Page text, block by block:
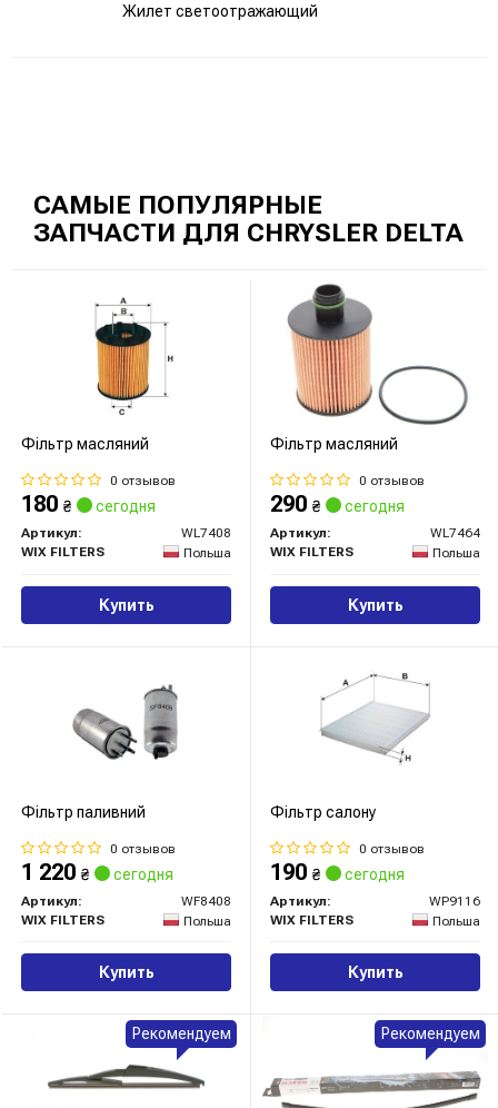
Жилет светоотражающий
САМЫЕ ПОПУЛЯРНЫЕ
ЗАПЧАСТИ ДЛЯ CHRYSLER DELTA
Фільтр масляний
0 отзывов
180 ₴ сегодня
Артикул:
WL7408
WIX FILTERS
Польша
Купить
Фільтр масляний
0 отзывов
290 ₴ сегодня
Артикул:
WL7464
WIX FILTERS
Польша
Купить
Фільтр паливний
0 отзывов
1 220 ₴ сегодня
Артикул:
WF8408
WIX FILTERS
Польша
Купить
Фільтр салону
0 отзывов
190 ₴ сегодня
Артикул:
WP9116
WIX FILTERS
Польша
Купить
Рекомендуем Рекомендуем